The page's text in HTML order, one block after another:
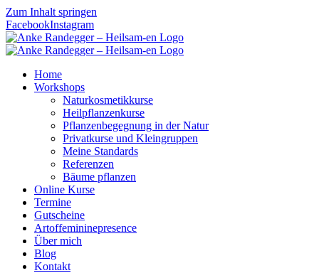
Zum Inhalt springen
FacebookInstagram
Home
Workshops
Naturkosmetikkurse
Heilpflanzenkurse
Pflanzenbegegnung in der Natur
Privatkurse und Kleingruppen
Meine Standards
Referenzen
Bäume pflanzen
Online Kurse
Termine
Gutscheine
Artoffemininepresence
Über mich
Blog
Kontakt